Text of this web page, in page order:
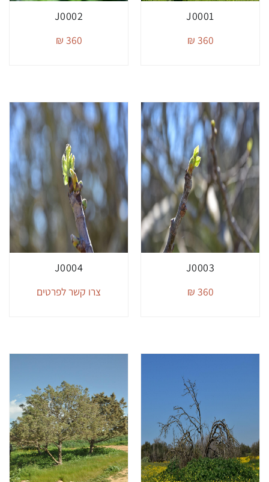
J0001
360 ₪
J0002
360 ₪
J0003
360 ₪
J0004
צרו קשר לפרטים